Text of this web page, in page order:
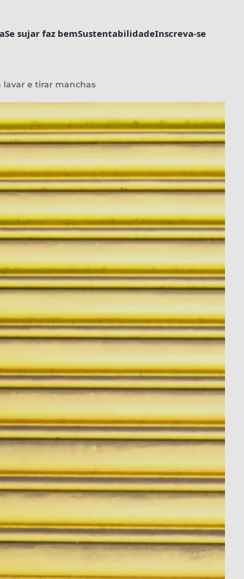
Se sujar faz bemSustentabilidadeInscreva-se
lavar e tirar manchas